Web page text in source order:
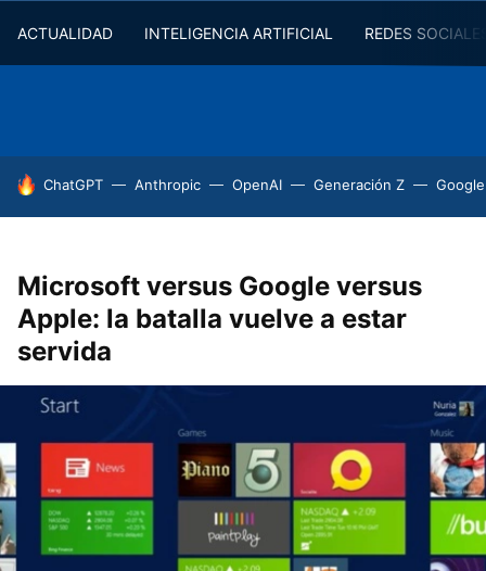
ACTUALIDAD INTELIGENCIA ARTIFICIAL REDES
HOY SE HABLA DE
ChatGPT Anthropic OpenAI Generación Z
Microsoft versus Google versus
Apple: la batalla vuelve a estar
servida